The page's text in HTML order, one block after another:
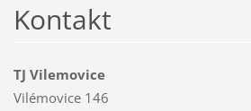
Kontakt
TJ Vilemovice
Vilémovice 146